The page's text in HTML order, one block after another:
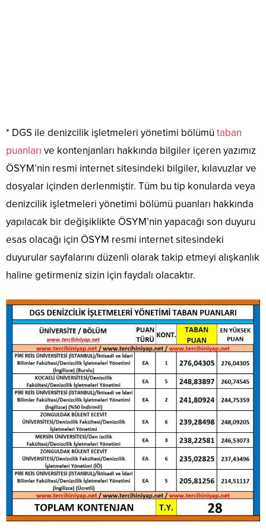
* DGS ile denizcilik işletmeleri yönetimi bölümü taban
puanları ve kontenjanları hakkında bilgiler içeren yazımız
ÖSYM’nin resmi internet sitesindeki bilgiler, kılavuzlar ve
dosyalar içinden derlenmiştir. Tüm bu tip konularda veya
denizcilik işletmeleri yönetimi bölümü puanları hakkında
yapılacak bir değişiklikte ÖSYM’nin yapacağı son duyuru
esas olacağı için ÖSYM resmi internet sitesindeki
duyurular sayfalarını düzenli olarak takip etmeyi alışkanlık
haline getirmeniz sizin için faydalı olacaktır.